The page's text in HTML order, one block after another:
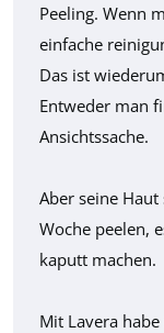
Peeling. Wenn
einfache
Das ist
Entweder man
Ansichtssache.
Aber seine
Woche peelen,
kaputt machen.
Mit Lavera